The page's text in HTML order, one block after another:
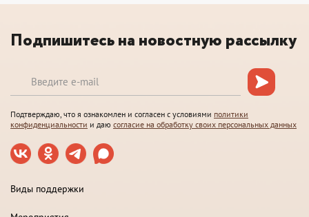
Подпишитесь на новостную рассылку
Подтверждаю, что я ознакомлен и согласен с условиями политики
конфиденциальности и даю согласие на обработку своих персональных данных
Виды поддержки